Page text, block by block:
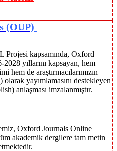
(OUP)
kapsamında, Oxford
yıllarını kapsayan, hem
hem de araştırmacılarımızın
yayımlamasını destekleyen
anlaşması imzalanmıştır.
Oxford Journals Online
akademik dergilere tam metin